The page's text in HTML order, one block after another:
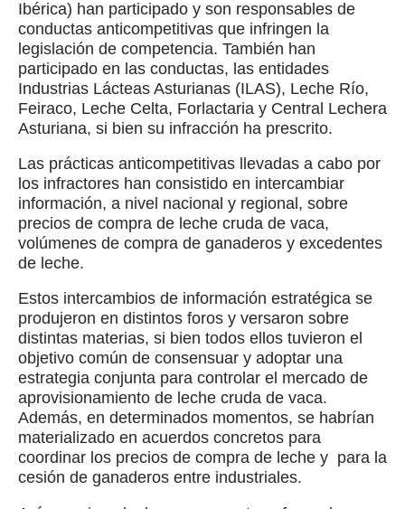
Ibérica) han participado y son responsables de
conductas anticompetitivas que infringen la
legislación de competencia. También han
participado en las conductas, las entidades
Industrias Lácteas Asturianas (ILAS), Leche Río,
Feiraco, Leche Celta, Forlactaria y Central Lechera
Asturiana, si bien su infracción ha prescrito.
Las prácticas anticompetitivas llevadas a cabo por
los infractores han consistido en intercambiar
información, a nivel nacional y regional, sobre
precios de compra de leche cruda de vaca,
volúmenes de compra de ganaderos y excedentes
de leche.
Estos intercambios de información estratégica se
produjeron en distintos foros y versaron sobre
distintas materias, si bien todos ellos tuvieron el
objetivo común de consensuar y adoptar una
estrategia conjunta para controlar el mercado de
aprovisionamiento de leche cruda de vaca.
Además, en determinados momentos, se habrían
materializado en acuerdos concretos para
coordinar los precios de compra de leche y para la
cesión de ganaderos entre industriales.